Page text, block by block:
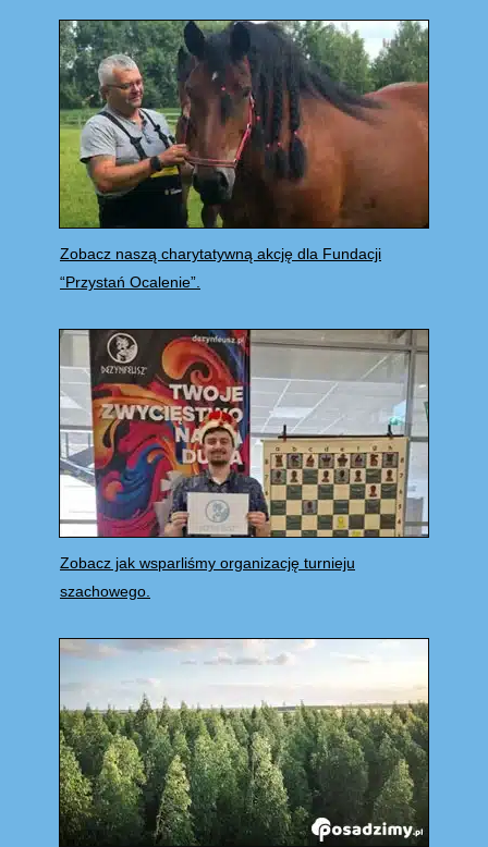
Zobacz naszą charytatywną akcję dla Fundacji
“Przystań Ocalenie”.
Zobacz jak wsparliśmy organizację turnieju
szachowego.